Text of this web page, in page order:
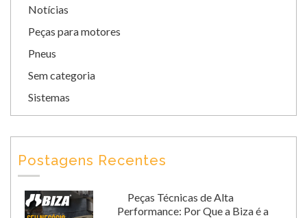
Notícias
Peças para motores
Pneus
Sem categoria
Sistemas
Postagens Recentes
Peças Técnicas de Alta
Performance: Por Que a Biza é a